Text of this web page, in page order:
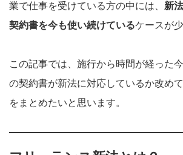
業で仕事を受けている方の中には、 新
契約書を今も使い続けているケースが
この記事では、施行から時間が経った
の契約書が新法に対応しているか改め
をまとめたいと思います。